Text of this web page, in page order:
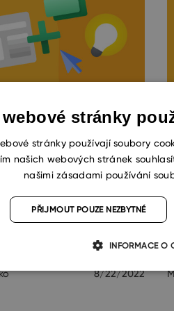
vlastní pole
na jakýkoli modul
…že v eWay-CRM můžete
vlastní pole s relací na
8/22/2022
stránky
stránky používají soubory
našich webových stránek
našimi zásadami používání
PŘIJMOUT POUZE NEZBYTNÉ
INFORMACE O